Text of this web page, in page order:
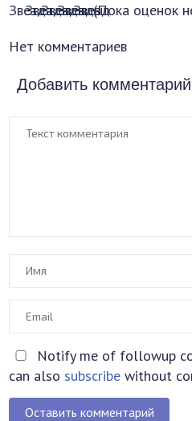
(Пока оценок
Нет комментариев
Добавить комментарий
Notify me of followup
can also subscribe without
Оставить комментарий